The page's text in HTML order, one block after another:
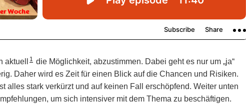
aktuell 1
die Möglichkeit, abzustimmen. Dabei geht es nur um „ja“
Daher wird es Zeit für einen Blick auf die Chancen und Risiken.
alles stark verkürzt und auf keinen Fall erschöpfend. Weiter unten
um sich intensiver mit dem Thema zu beschäftigen.